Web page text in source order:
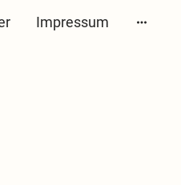
Impressum